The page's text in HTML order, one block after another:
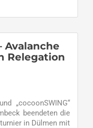
GW
–
Grün-
Weiß
Sonntag
in
Herne
Avalanche
Relegation
„cocoonSWING“
beendeten die
in Dülmen mit